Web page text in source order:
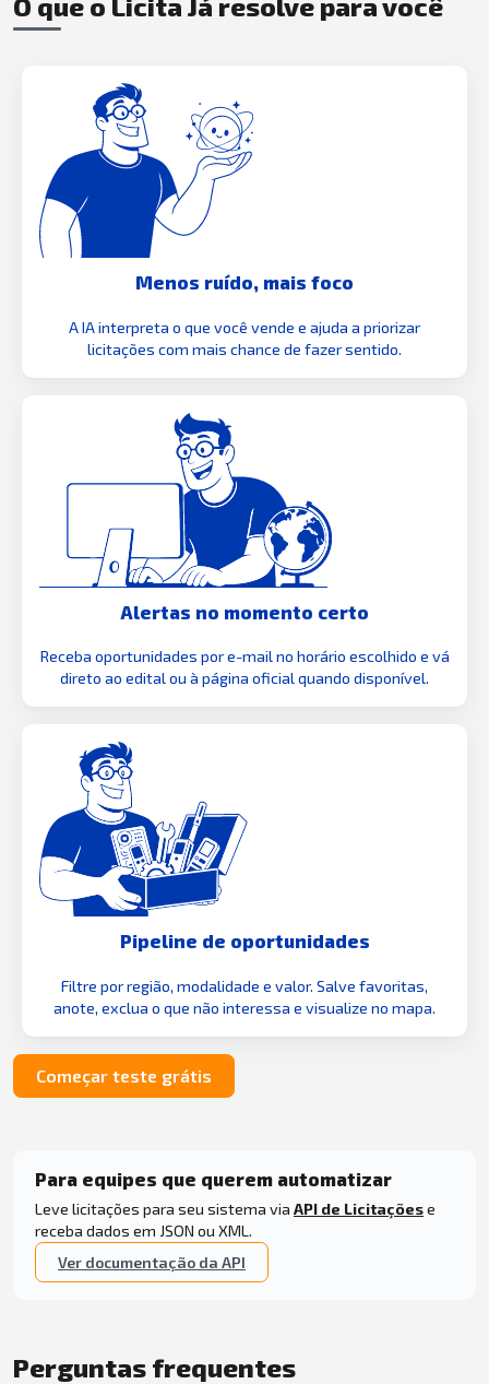
Menos ruído, mais foco
A IA interpreta o que você vende e ajuda a priorizar
licitações com mais chance de fazer sentido.
Alertas no momento certo
Receba oportunidades por e-mail no horário escolhido e vá
direto ao edital ou à página oficial quando disponível.
Pipeline de oportunidades
Filtre por região, modalidade e valor. Salve favoritas,
anote, exclua o que não interessa e visualize no mapa.
Começar teste grátis
Para equipes que querem automatizar
Leve licitações para seu sistema via API de Licitaçõese
receba dados em JSON ou XML.
Ver documentação da API
Perguntas frequentes